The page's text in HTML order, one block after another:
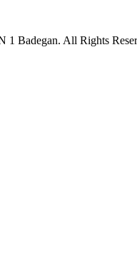
1 Badegan. All Rights